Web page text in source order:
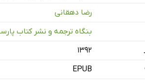
سیاسی - دودمانی
رضا دهقانی
بنگاه ترجمه و نشر کتاب
۱۳۹۲
EPUB